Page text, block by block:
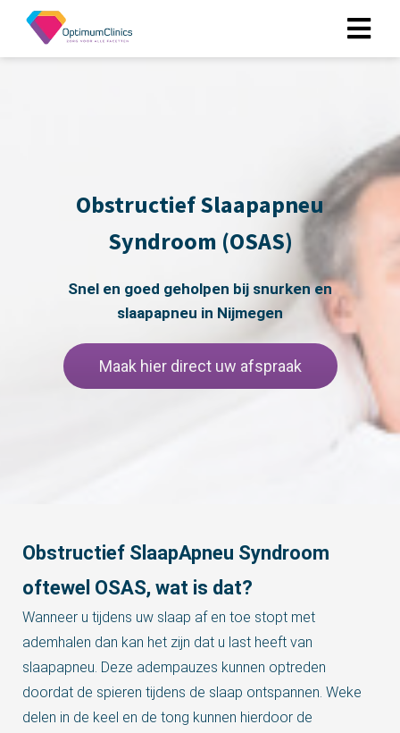
Obstructief Slaapapneu
Syndroom (OSAS)
Snel en goed geholpen bij snurken en
slaapapneu in Nijmegen
Maak hier direct uw afspraak
Obstructief SlaapApneu Syndroom
oftewel OSAS, wat is dat?
Wanneer u tijdens uw slaap af en toe stopt met
ademhalen dan kan het zijn dat u last heeft van
slaapapneu. Deze adempauzes kunnen optreden
doordat de spieren tijdens de slaap ontspannen. Weke
delen in de keel en de tong kunnen hierdoor de
om
over
van
op